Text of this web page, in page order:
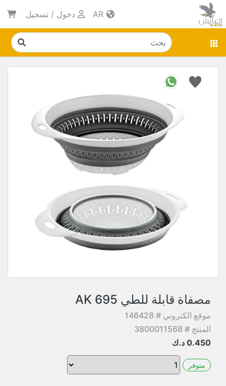
دخول / تسجيل
مصفاة قابلة للطي AK 695
موقع الكتروني # 146428
المنتج # 3800011568
0.450 د.ك
متوفر